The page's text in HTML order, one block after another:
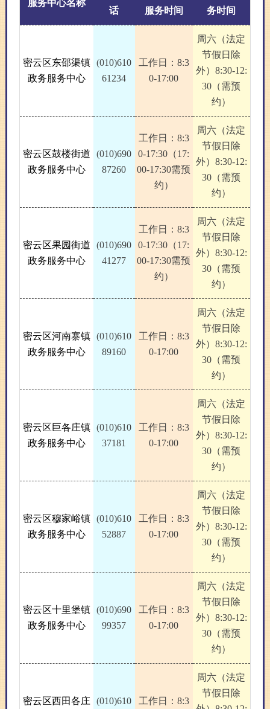
服务中心名称
话
服务时间
务时间
密云区东邵渠镇
政务服务中心
(010)610
61234
工作日：8:3
0-17:00
周六（法定
节假日除
外）8:30-12:
30（需预
约）
密云区鼓楼街道
政务服务中心
(010)690
87260
工作日：8:3
0-17:30（17:
00-17:30需预
约）
周六（法定
节假日除
外）8:30-12:
30（需预
约）
密云区果园街道
政务服务中心
(010)690
41277
工作日：8:3
0-17:30（17:
00-17:30需预
约）
周六（法定
节假日除
外）8:30-12:
30（需预
约）
密云区河南寨镇
政务服务中心
(010)610
89160
工作日：8:3
0-17:00
周六（法定
节假日除
外）8:30-12:
30（需预
约）
密云区巨各庄镇
政务服务中心
(010)610
37181
工作日：8:3
0-17:00
周六（法定
节假日除
外）8:30-12:
30（需预
约）
密云区穆家峪镇
政务服务中心
(010)610
52887
工作日：8:3
0-17:00
周六（法定
节假日除
外）8:30-12:
30（需预
约）
密云区十里堡镇
政务服务中心
(010)690
99357
工作日：8:3
0-17:00
周六（法定
节假日除
外）8:30-12:
30（需预
约）
密云区西田各庄
(010)610
工作日：8:3
周六（法定
节假日除